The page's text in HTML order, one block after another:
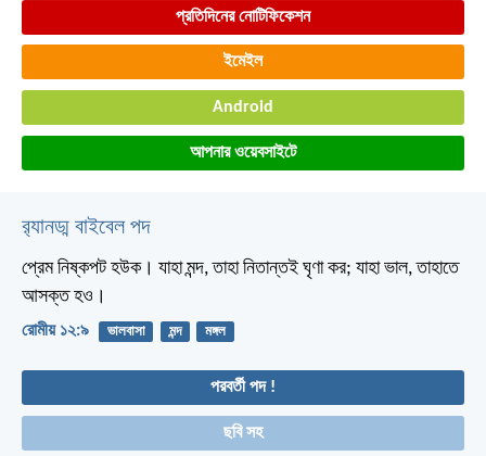
প্রতিদিনের নোটিফিকেশন
ইমেইল
Android
আপনার ওয়েবসাইটে
র‌্যানড্ম বাইবেল পদ
প্রেম নিষ্কপট হউক। যাহা মন্দ, তাহা নিতান্তই ঘৃণা কর; যাহা ভাল, তাহাতে
আসক্ত হও।
রোমীয় ১২:৯ ভালবাসা মন্দ মঙ্গল
পরবর্তী পদ !
ছবি সহ